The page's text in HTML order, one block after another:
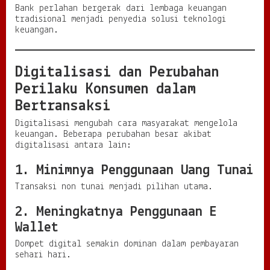
Bank perlahan bergerak dari lembaga keuangan
tradisional menjadi penyedia solusi teknologi
keuangan.
Digitalisasi dan Perubahan
Perilaku Konsumen dalam
Bertransaksi
Digitalisasi mengubah cara masyarakat mengelola
keuangan. Beberapa perubahan besar akibat
digitalisasi antara lain:
1. Minimnya Penggunaan Uang Tunai
Transaksi non tunai menjadi pilihan utama.
2. Meningkatnya Penggunaan E
Wallet
Dompet digital semakin dominan dalam pembayaran
sehari hari.